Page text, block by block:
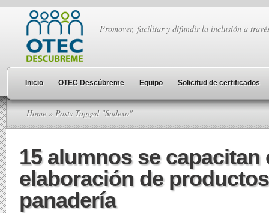
Promover, facilitar y difundir la inclusión a
Inicio OTEC Descúbreme Equipo Solicitud de certificados
Home » Posts Tagged "Sodexo"
15 alumnos se capacitan
elaboración de
panadería